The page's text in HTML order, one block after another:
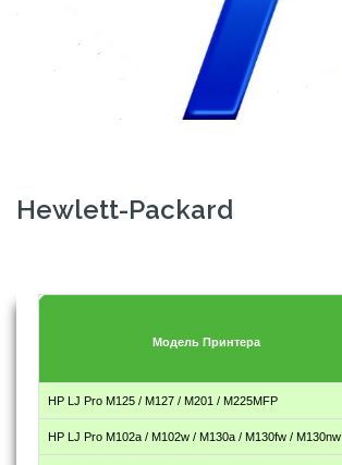
Hewlett-Packard
Модель Принтера
HP LJ Pro M125 / M127 / M201 / M225MFP
HP LJ Pro M102a / M102w / M130a / M130fw / M130nw